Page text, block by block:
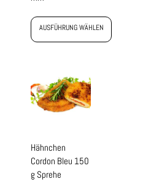
AUSFÜHRUNG WÄHLEN
Hähnchen
Cordon Bleu 150
g Sprehe